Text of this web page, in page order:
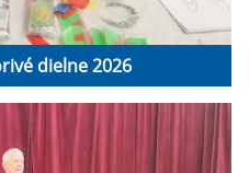
dielne 2026